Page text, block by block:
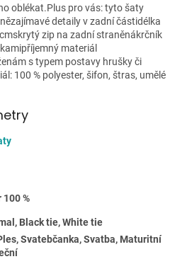
oblékat.Plus pro vás: tyto šaty
detaily v zadní částidélka
zip na zadní straněnákrčník
materiál
s typem postavy hrušky či
100 % polyester, šifon, štras, umělé
%
Black tie, White tie
Svatebčanka, Svatba, Maturitní